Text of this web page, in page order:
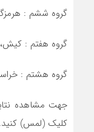
گروه ششم :
گروه هفتم : کیش،
گروه هشتم :
جهت مشاهده
کلیک (لمس) کنید.